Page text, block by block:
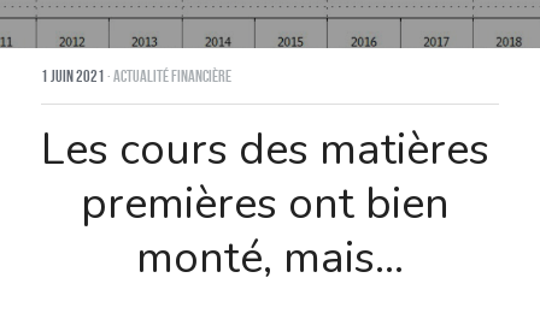
1 juin 2021·Actualité financière
Les cours des matières
premières ont bien
monté, mais...